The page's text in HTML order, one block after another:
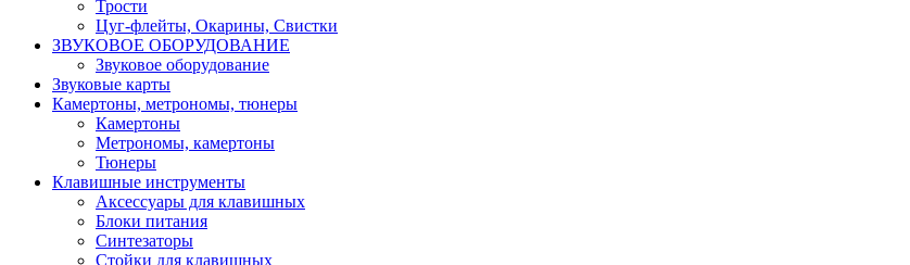
Трости
Цуг-флейты, Окарины, Свистки
ЗВУКОВОЕ ОБОРУДОВАНИЕ
Звуковое оборудование
Звуковые карты
Камертоны, метрономы, тюнеры
Камертоны
Метрономы, камертоны
Тюнеры
Клавишные инструменты
Аксессуары для клавишных
Блоки питания
Синтезаторы
Стойки для клавишных